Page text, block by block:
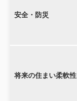
安全・防災
将来の住まい柔軟性